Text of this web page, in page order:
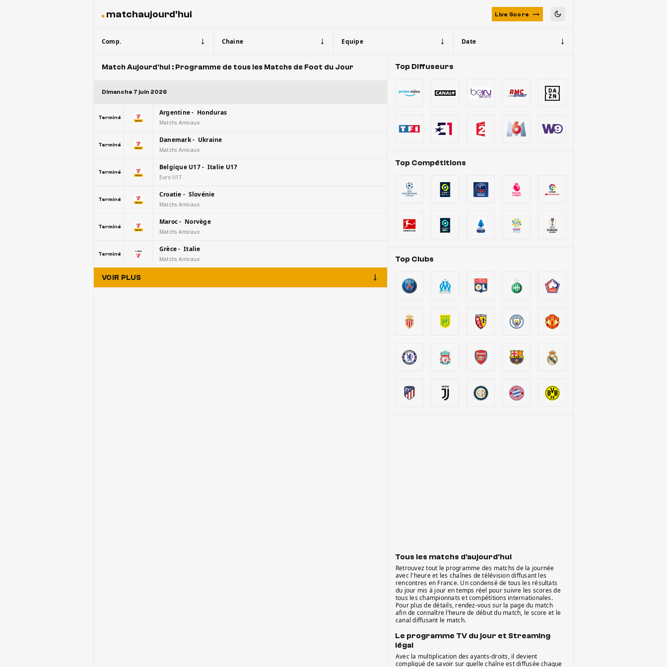
matchaujourd'hui Live Score
Comp. Chaine Equipe Date
Match Aujourd'hui : Programme de tous les Matchs de Foot du Jour
Dimanche 7 juin 2026
Terminé
Argentine - Honduras
Matchs Amicaux
Terminé
Danemark - Ukraine
Matchs Amicaux
Terminé
Belgique U17 - Italie U17
Euro U17
Terminé
Croatie - Slovénie
Matchs Amicaux
Terminé
Maroc - Norvège
Matchs Amicaux
Terminé
Grèce - Italie
Matchs Amicaux
VOIR PLUS
Top Diffuseurs
Top Compétitions
Top Clubs
Tous les matchs d'aujourd'hui
Retrouvez tout le programme des matchs de la journée
avec l'heure et les chaînes de télévision diffusant les
rencontres en France. Un condensé de tous les résultats
du jour mis à jour en temps réel pour suivre les scores de
tous les championnats et compétitions internationales.
Pour plus de détails, rendez-vous sur la page du match
afin de connaître l’heure de début du match, le score et le
canal diffusant le match.
Le programme TV du jour et Streaming
légal
Avec la multiplication des ayants-droits, il devient
compliqué de savoir sur quelle chaîne est diffusée chaque